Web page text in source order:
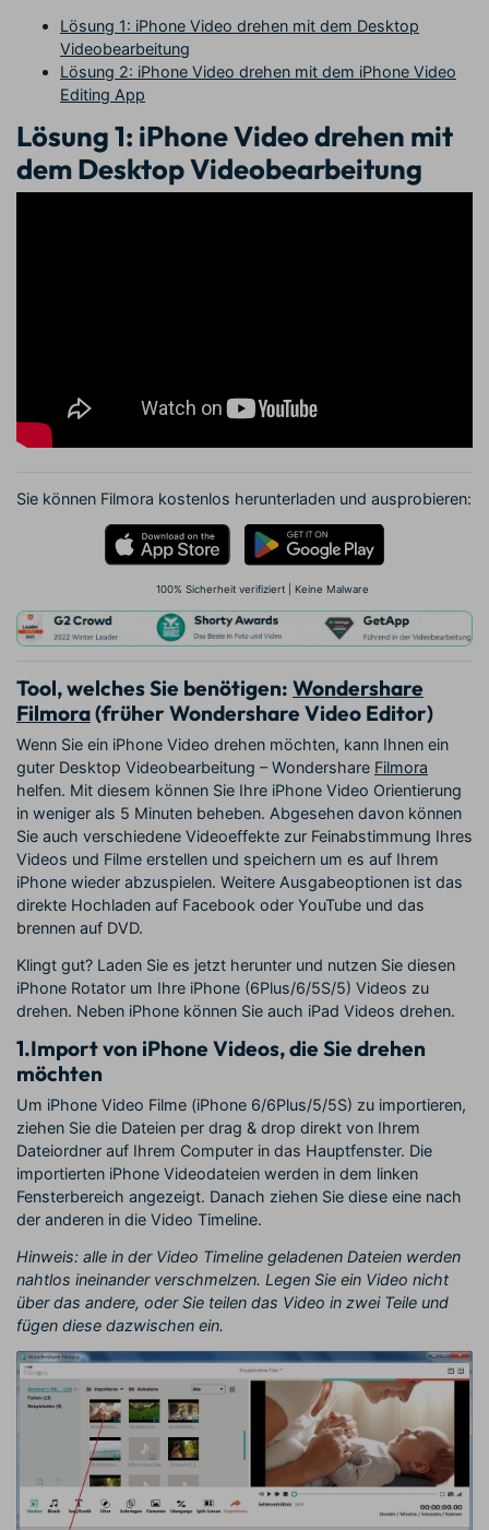
Blog
Lösung 1: iPhone Video drehen mit dem Desktop
Videobearbeitung
Lösung 2: iPhone Video drehen mit dem iPhone Video
Editing App
Lösung 1: iPhone Video drehen mit
dem Desktop Videobearbeitung
Sie können Filmora kostenlos herunterladen und ausprobieren:
100% Sicherheit verifiziert | Keine Malware
Tool, welches Sie benötigen: Wondershare
Filmora(früher Wondershare Video Editor)
Wenn Sie ein iPhone Video drehen möchten, kann Ihnen ein
guter Desktop Videobearbeitung – Wondershare Filmora
helfen. Mit diesem können Sie Ihre iPhone Video Orientierung
in weniger als 5 Minuten beheben. Abgesehen davon können
Sie auch verschiedene Videoeffekte zur Feinabstimmung Ihres
Videos und Filme erstellen und speichern um es auf Ihrem
iPhone wieder abzuspielen. Weitere Ausgabeoptionen ist das
direkte Hochladen auf Facebook oder YouTube und das
brennen auf DVD.
Klingt gut? Laden Sie es jetzt herunter und nutzen Sie diesen
iPhone Rotator um Ihre iPhone (6Plus/6/5S/5) Videos zu
drehen. Neben iPhone können Sie auch iPad Videos drehen.
1.Import von iPhone Videos, die Sie drehen
möchten
Um iPhone Video Filme (iPhone 6/6Plus/5/5S) zu importieren,
ziehen Sie die Dateien per drag & drop direkt von Ihrem
Dateiordner auf Ihrem Computer in das Hauptfenster. Die
importierten iPhone Videodateien werden in dem linken
Fensterbereich angezeigt. Danach ziehen Sie diese eine nach
der anderen in die Video Timeline.
Hinweis: alle in der Video Timeline geladenen Dateien werden
nahtlos ineinander verschmelzen. Legen Sie ein Video nicht
über das andere, oder Sie teilen das Video in zwei Teile und
fügen diese dazwischen ein.